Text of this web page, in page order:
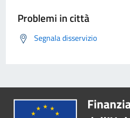
Problemi in città
Segnala disservizio